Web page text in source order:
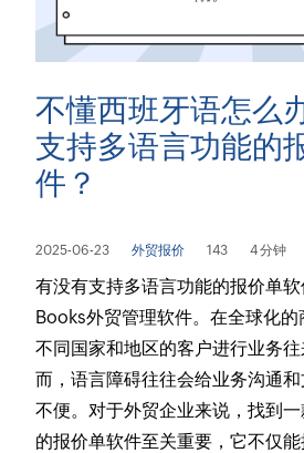
不懂西班牙语怎么
支持多语言功能的
件？
2025-06-23 外贸报价 143 4 分钟
有没有支持多语言功能的报价单
Books外贸管理软件。在全球化
不同国家和地区的客户进行业务
而，语言障碍往往会给业务沟通
不便。对于外贸企业来说，找到
的报价单软件至关重要，它不仅